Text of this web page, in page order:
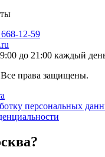
12-59
до 21:00 каждый
права защищены.
персональных